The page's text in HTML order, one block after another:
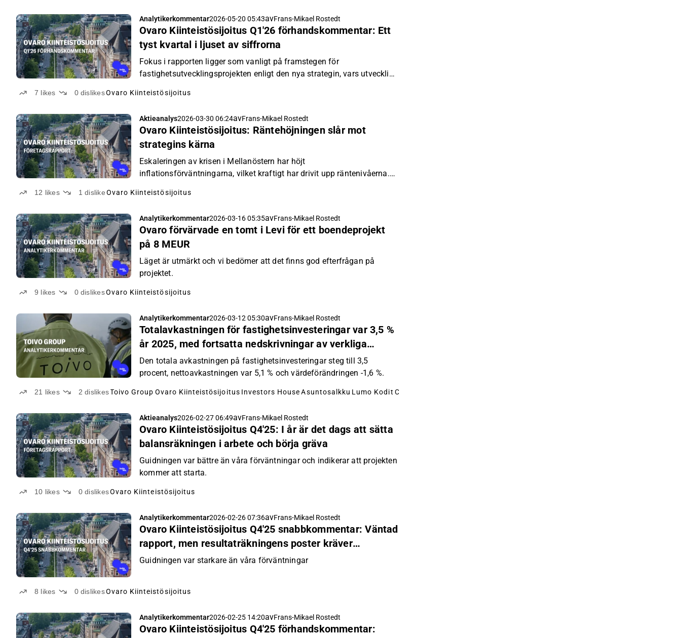
Analytikerkommentar2026-05-20 05:43avFrans-Mikael Rostedt
Ovaro Kiinteistösijoitus Q1'26 förhandskommentar: Ett
tyst kvartal i ljuset av siffrorna
Fokus i rapporten ligger som vanligt på framstegen för
fastighetsutvecklingsprojekten enligt den nya strategin, vars utveckling
7 likes 0 dislikesOvaro Kiinteistösijoitus
Aktieanalys2026-03-30 06:24avFrans-Mikael Rostedt
Ovaro Kiinteistösijoitus: Räntehöjningen slår mot
strategins kärna
Eskaleringen av krisen i Mellanöstern har höjt
inflationsförväntningarna, vilket kraftigt har drivit upp räntenivåerna.
beroende av att återvinna balansräkningen och initiera nya projekt.
12 likes 1dislikeOvaro Kiinteistösijoitus
Analytikerkommentar2026-03-16 05:35avFrans-Mikael Rostedt
Ovaro förvärvade en tomt i Levi för ett boendeprojekt
på 8 MEUR
Läget är utmärkt och vi bedömer att det finns god efterfrågan på
projektet.
9 likes 0 dislikesOvaro Kiinteistösijoitus
Analytikerkommentar2026-03-12 05:30avFrans-Mikael Rostedt
Totalavkastningen för fastighetsinvesteringar var 3,5 %
år 2025, med fortsatta nedskrivningar av verkliga
värden
Den totala avkastningen på fastighetsinvesteringar steg till 3,5
procent, nettoavkastningen var 5,1 % och värdeförändringen -1,6 %.
21 likes 2dislikesToivo Group Ovaro Kiinteistösijoitus Investors House Asuntosalkku Lumo Kodit Citycon
Aktieanalys2026-02-27 06:49avFrans-Mikael Rostedt
Ovaro Kiinteistösijoitus Q4'25: I år är det dags att sätta
balansräkningen i arbete och börja gräva
Guidningen var bättre än våra förväntningar och indikerar att projekten
kommer att starta.
10 likes 0dislikesOvaro Kiinteistösijoitus
Analytikerkommentar2026-02-26 07:36avFrans-Mikael Rostedt
Ovaro Kiinteistösijoitus Q4'25 snabbkommentar: Väntad
rapport, men resultaträkningens poster kräver
noggrannare analys
Guidningen var starkare än våra förväntningar
8 likes 0 dislikesOvaro Kiinteistösijoitus
Analytikerkommentar2026-02-25 14:20avFrans-Mikael Rostedt
Ovaro Kiinteistösijoitus Q4'25 förhandskommentar: